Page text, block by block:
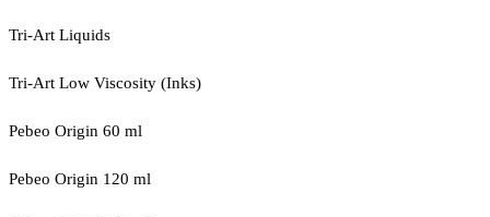
Tri-Art Liquids
Tri-Art Low Viscosity (Inks)
Pebeo Origin 60 ml
Pebeo Origin 120 ml